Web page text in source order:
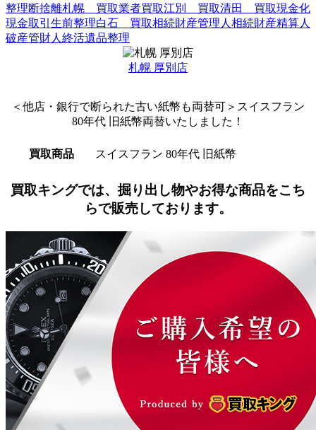
整理断捨離札幌 買取業者買取江別 買取清田 買取現金化
現金取引 生前整理白石 買取相続財産管理人 相続財産精算人
破産管財人 終活遺品整理
札幌 厚別店
＜他店・銀行で断られた古い紙幣も両替可＞スイスフラン
80年代 旧紙幣両替いたしました！
買取商品 スイスフラン 80年代 旧紙幣
買取キングでは、掘り出し物やお得な商品をこち
らで販売しております。